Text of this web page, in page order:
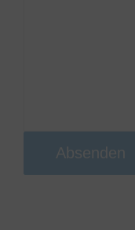
Absenden